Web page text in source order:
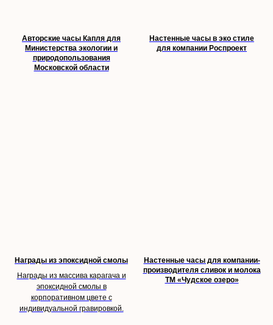
Авторские часы Капля для
Министерства экологии и
природопользования
Московской области
Настенные часы в эко стиле
для компании Роспроект
Награды из эпоксидной смолы
Награды из массива карагача и
эпоксидной смолы в
корпоративном цвете с
индивидуальной гравировкой.
Настенные часы для компании-
производителя сливок и молока
ТМ «Чудское озеро»